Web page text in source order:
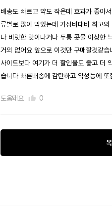
배송도 빠르고 약도 작은데 효과가 좋아
류별로 많이 먹었는데 가성비대비 최고
나 비릿한 맛이나거나 두통 콧물 이상한
거의 없어요 앞으로 이것만 구매할것같
사이트보다 여기가 더 할인율도 좋고 더
습니다 빠른배송에 감탄하고 약성능에 또
도움돼요 0